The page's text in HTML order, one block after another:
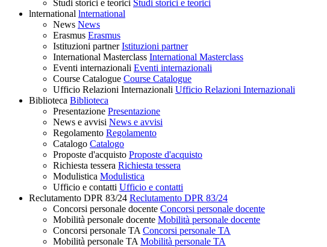
Studi storici e teorici Studi storici e teorici
lnternational lnternational
News News
Erasmus Erasmus
Istituzioni partner Istituzioni partner
International Masterclass International Masterclass
Eventi internazionali Eventi internazionali
Course Catalogue Course Catalogue
Ufficio Relazioni Internazionali Ufficio Relazioni Internazionali
Biblioteca Biblioteca
Presentazione Presentazione
News e avvisi News e avvisi
Regolamento Regolamento
Catalogo Catalogo
Proposte d'acquisto Proposte d'acquisto
Richiesta tessera Richiesta tessera
Modulistica Modulistica
Ufficio e contatti Ufficio e contatti
Reclutamento DPR 83/24 Reclutamento DPR 83/24
Concorsi personale docente Concorsi personale docente
Mobilità personale docente Mobilità personale docente
Concorsi personale TA Concorsi personale TA
Mobilità personale TA Mobilità personale TA